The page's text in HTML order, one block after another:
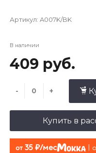
Артикул: A007K/BK
В наличии
409 руб.
- +
Купить в
от 35 руб./мес